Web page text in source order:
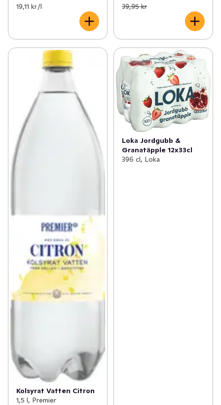
19,11 kr /l 39,95 kr
Kolsyrat Vatten Citron
1,5 l, Premier
Loka Jordgubb &
Granatäpple 12x33cl
396 cl, Loka